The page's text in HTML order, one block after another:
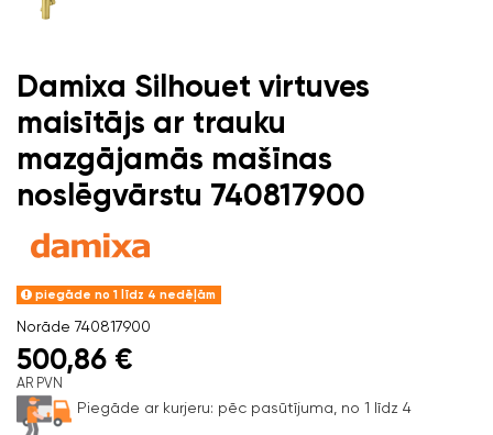
Damixa Silhouet virtuves
maisītājs ar trauku
mazgājamās mašīnas
noslēgvārstu 740817900
piegāde no 1 līdz 4 nedēļām
Norāde 740817900
500,86 €
AR PVN
Piegāde ar kurjeru: pēc pasūtījuma, no 1 līdz 4